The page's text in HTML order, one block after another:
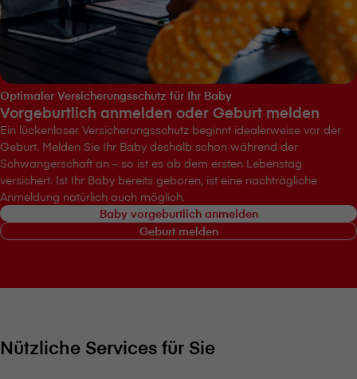
Optimaler Versicherungsschutz für Ihr Baby
Vorgeburtlich anmelden oder Geburt melden
Ein lückenloser Versicherungsschutz beginnt idealerweise vor der
Geburt. Melden Sie Ihr Baby deshalb schon während der
Schwangerschaft an – so ist es ab dem ersten Lebenstag
versichert. Ist Ihr Baby bereits geboren, ist eine nachträgliche
Anmeldung natürlich auch möglich.
Baby vorgeburtlich anmelden
Geburt melden
Nützliche Services für Sie